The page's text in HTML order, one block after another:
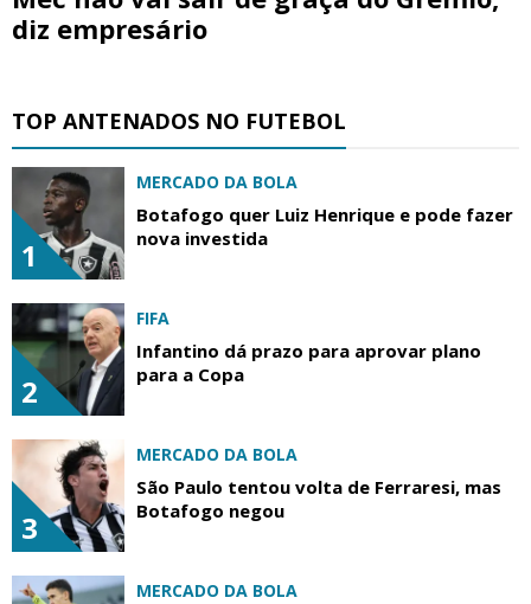
diz empresário
TOP ANTENADOS NO FUTEBOL
1
MERCADO DA BOLA
Botafogo quer Luiz Henrique e pode fazer
nova investida
2
FIFA
Infantino dá prazo para aprovar plano
para a Copa
3
MERCADO DA BOLA
São Paulo tentou volta de Ferraresi, mas
Botafogo negou
MERCADO DA BOLA